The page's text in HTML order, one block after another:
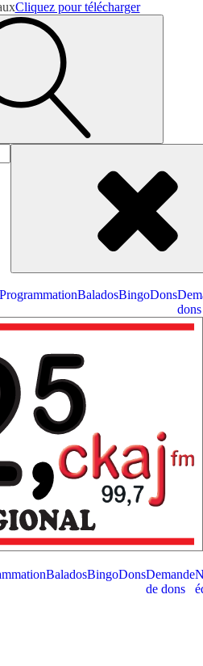
Cliquez pour télécharger
BaladosBingoDons
dons
BaladosBingoDonsDemande
de dons